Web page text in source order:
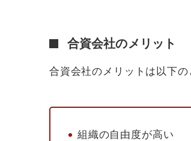
合資会社のメリット
合資会社のメリットは以下の
組織の自由度が高い